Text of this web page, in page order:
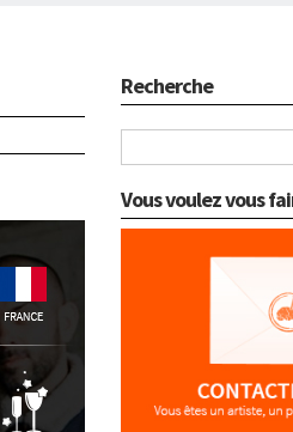
Recherche
Vous voulez vous